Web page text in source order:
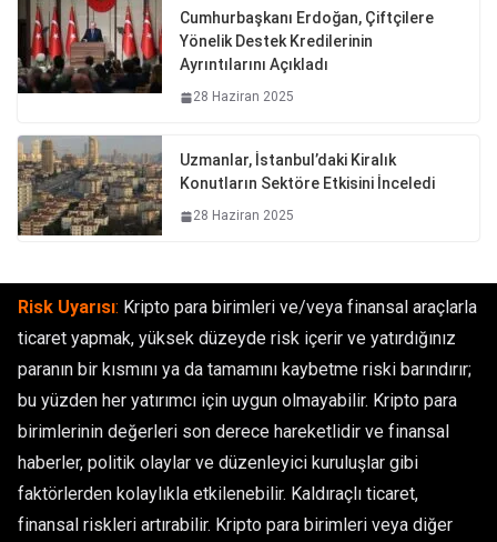
Cumhurbaşkanı Erdoğan, Çiftçilere
Yönelik Destek Kredilerinin
Ayrıntılarını Açıkladı
28 Haziran 2025
Uzmanlar, İstanbul’daki Kiralık
Konutların Sektöre Etkisini İnceledi
28 Haziran 2025
Risk Uyarısı: Kripto para birimleri ve/veya finansal araçlarla
ticaret yapmak, yüksek düzeyde risk içerir ve yatırdığınız
paranın bir kısmını ya da tamamını kaybetme riski barındırır;
bu yüzden her yatırımcı için uygun olmayabilir. Kripto para
birimlerinin değerleri son derece hareketlidir ve finansal
haberler, politik olaylar ve düzenleyici kuruluşlar gibi
faktörlerden kolaylıkla etkilenebilir. Kaldıraçlı ticaret,
finansal riskleri artırabilir. Kripto para birimleri veya diğer